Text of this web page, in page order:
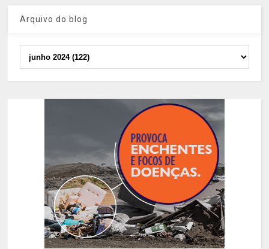
Arquivo do blog